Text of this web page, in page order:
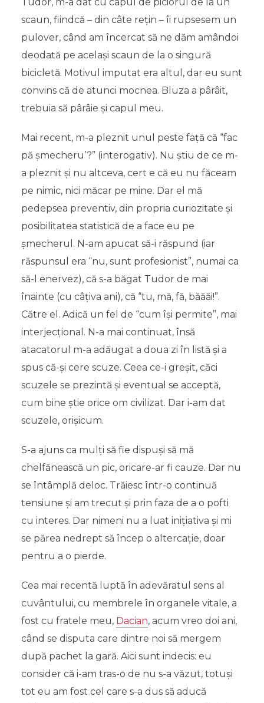
scaun, fiindcă – din câte rețin – îi rupsesem un
pulover, când am încercat să ne dăm amândoi
deodată pe același scaun de la o singură
bicicletă. Motivul imputat era altul, dar eu sunt
convins că de atunci mocnea. Bluza a pârâit,
trebuia să pârâie și capul meu.
Mai recent, m-a pleznit unul peste față că “fac
pă șmecheru’?” (interogativ). Nu știu de ce m-
a pleznit și nu altceva, cert e că eu nu făceam
pe nimic, nici măcar pe mine. Dar el mă
pedepsea preventiv, din propria curiozitate și
posibilitatea statistică de a face eu pe
șmecherul. N-am apucat să-i răspund (iar
răspunsul era “nu, sunt profesionist”, numai ca
să-l enervez), că s-a băgat Tudor de mai
înainte (cu câțiva ani), că “tu, mă, fă, băăăi!”.
Către el. Adică un fel de “cum își permite”, mai
interjecțional. N-a mai continuat, însă
atacatorul m-a adăugat a doua zi în listă și a
spus că-și cere scuze. Ceea ce-i greșit, căci
scuzele se prezintă și eventual se acceptă,
cum bine știe orice om civilizat. Dar i-am dat
scuzele, orișicum.
S-a ajuns ca mulți să fie dispuși să mă
chelfănească un pic, oricare-ar fi cauze. Dar nu
se întâmplă deloc. Trăiesc într-o continuă
tensiune și am trecut și prin faza de a o pofti
cu interes. Dar nimeni nu a luat inițiativa și mi
se părea nedrept să încep o altercație, doar
pentru a o pierde.
Cea mai recentă luptă în adevăratul sens al
cuvântului, cu membrele în organele vitale, a
fost cu fratele meu, Dacian, acum vreo doi ani,
când se disputa care dintre noi să mergem
după pachet la gară. Aici sunt indecis: eu
consider că i-am tras-o de nu s-a văzut, totuși
tot eu am fost cel care s-a dus să aducă